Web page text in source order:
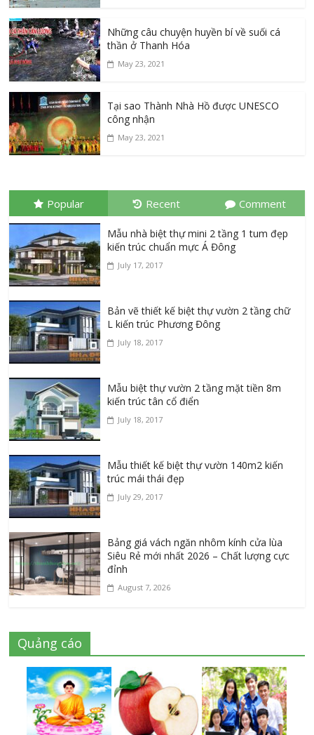
Những câu chuyện huyền bí về suối cá
thần ở Thanh Hóa
May 23, 2021
Tại sao Thành Nhà Hồ được UNESCO
công nhận
May 23, 2021
Popular Recent Comment
Mẫu nhà biệt thự mini 2 tầng 1 tum đẹp
kiến trúc chuẩn mực Á Đông
July 17, 2017
Bản vẽ thiết kế biệt thự vườn 2 tầng chữ
L kiến trúc Phương Đông
July 18, 2017
Mẫu biệt thự vườn 2 tầng mặt tiền 8m
kiến trúc tân cổ điển
July 18, 2017
Mẫu thiết kế biệt thự vườn 140m2 kiến
trúc mái thái đẹp
July 29, 2017
Bảng giá vách ngăn nhôm kính cửa lùa
Siêu Rẻ mới nhất 2026 – Chất lượng cực
đỉnh
August 7, 2026
Quảng cáo